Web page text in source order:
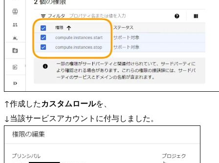
↑作成したカスタムロールを、
↓当該サービスアカウントに付与しました。